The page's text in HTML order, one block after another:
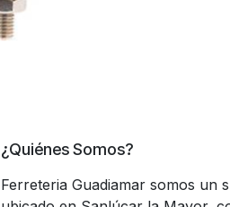
¿Quiénes Somos?
Ferreteria Guadiamar somos un